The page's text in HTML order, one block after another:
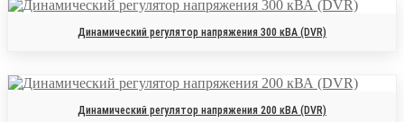
Динамический регулятор напряжения 300 кВА (DVR)
Динамический регулятор напряжения 200 кВА (DVR)